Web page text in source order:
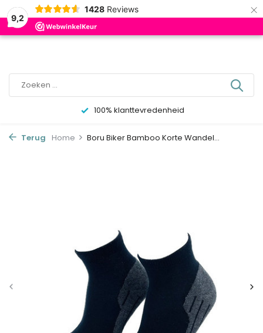
9,2
1428 Reviews ×
0
100% klanttevredenheid
Terug Home Boru Biker Bamboo Korte Wandel...